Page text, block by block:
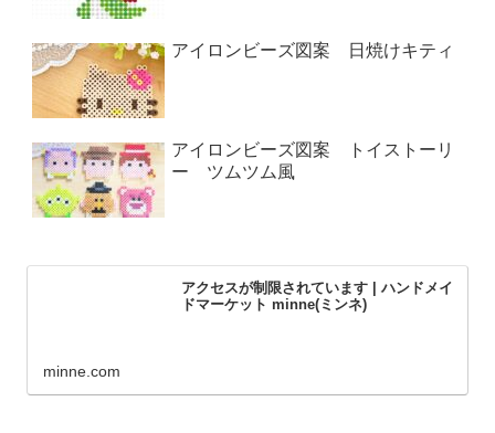
アイロンビーズ図案 日焼けキティ
アイロンビーズ図案 トイストーリ
ー ツムツム風
アクセスが制限されています | ハンドメイ
ドマーケット minne(ミンネ)
minne.com